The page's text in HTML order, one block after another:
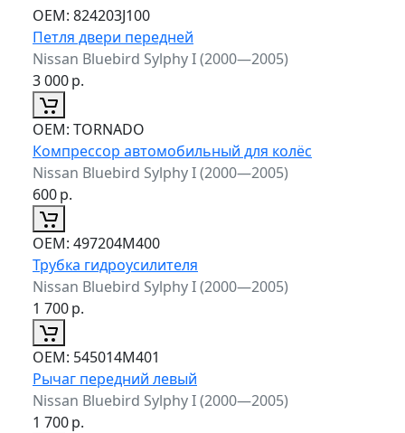
ОЕМ: 824203J100
Петля двери передней
Nissan Bluebird Sylphy I (2000—2005)
3 000р.
ОЕМ: TORNADO
Компрессор автомобильный для колёс
Nissan Bluebird Sylphy I (2000—2005)
600р.
ОЕМ: 497204M400
Трубка гидроусилителя
Nissan Bluebird Sylphy I (2000—2005)
1 700р.
ОЕМ: 545014M401
Рычаг передний левый
Nissan Bluebird Sylphy I (2000—2005)
1 700р.